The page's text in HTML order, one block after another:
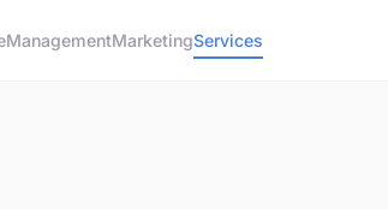
ManagementMarketingServices